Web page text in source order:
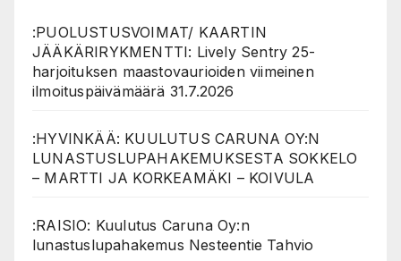
:PUOLUSTUSVOIMAT/ KAARTIN
JÄÄKÄRIRYKMENTTI: Lively Sentry 25-
harjoituksen maastovaurioiden viimeinen
ilmoituspäivämäärä 31.7.2026
:HYVINKÄÄ: KUULUTUS CARUNA OY:N
LUNASTUSLUPAHAKEMUKSESTA SOKKELO
– MARTTI JA KORKEAMÄKI – KOIVULA
:RAISIO: Kuulutus Caruna Oy:n
lunastuslupahakemus Nesteentie Tahvio